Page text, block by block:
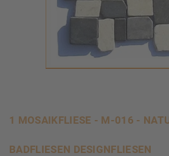
1 MOSAIKFLIESE - M-016 -
BADFLIESEN DESIGNFLIESEN